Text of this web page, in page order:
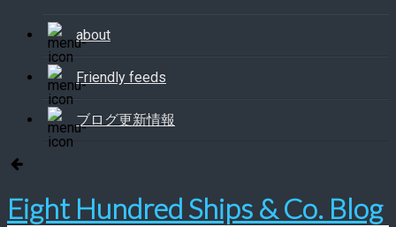
about
Friendly feeds
ブログ更新情報
Eight Hundred Ships & Co. Blog